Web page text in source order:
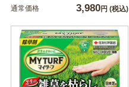
通常価格 3,980円 (税込)